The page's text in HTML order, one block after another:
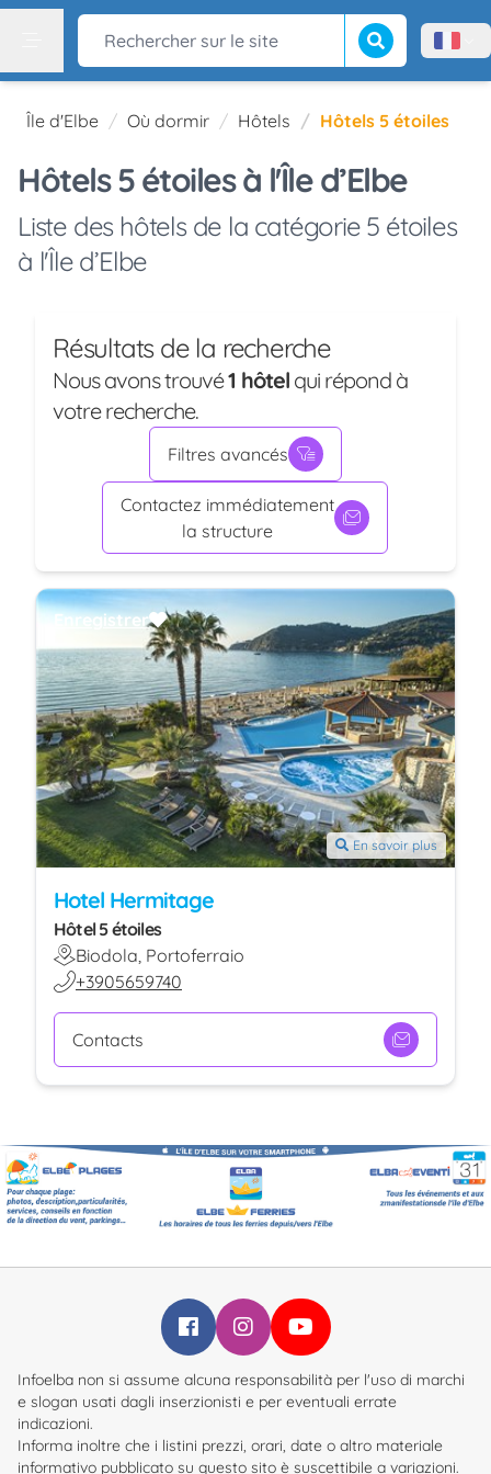
Rechercher sur le site Lancer la Menù
Île d'Elbe Où dormir Hôtels Hôtels 5 étoiles
Hôtels 5 étoiles à l'Île d’Elbe
Liste des hôtels de la catégorie 5 étoiles
à l'Île d’Elbe
Résultats de la recherche
Nous avons trouvé1 hôtel qui répond à
votre recherche.
Filtres avancés
Contactez immédiatement
la structure
En savoir plus
Hotel Hermitage
Hôtel 5 étoiles
Biodola, Portoferraio
+3905659740
Contacts
Enregistrer
Infoelba su Facebook
Infoelba su Instagram
Infoelba su YouTube
Infoelba non si assume alcuna responsabilità per l'uso di marchi
e slogan usati dagli inserzionisti e per eventuali errate
indicazioni.
Informa inoltre che i listini prezzi, orari, date o altro materiale
informativo pubblicato su questo sito è suscettibile a variazioni.